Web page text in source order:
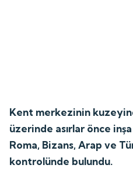
Kent merkezinin
üzerinde asırlar önce
Roma, Bizans, Arap ve
kontrolünde bulundu.